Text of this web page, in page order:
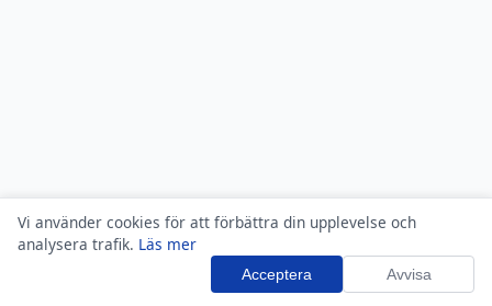
Vi använder cookies för att förbättra din upplevelse och
analysera trafik. Läs mer
Acceptera Avvisa